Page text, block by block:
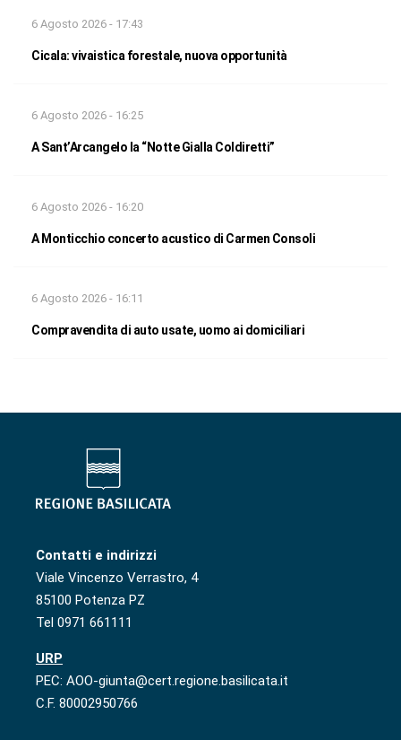
6 Agosto 2026 - 17:43
Cicala: vivaistica forestale, nuova opportunità
6 Agosto 2026 - 16:25
A Sant’Arcangelo la “Notte Gialla Coldiretti”
6 Agosto 2026 - 16:20
A Monticchio concerto acustico di Carmen Consoli
6 Agosto 2026 - 16:11
Compravendita di auto usate, uomo ai domiciliari
Contatti e indirizzi
Viale Vincenzo Verrastro, 4
85100 Potenza PZ
Tel 0971 661111
URP
PEC: AOO-giunta@cert.regione.basilicata.it
C.F. 80002950766